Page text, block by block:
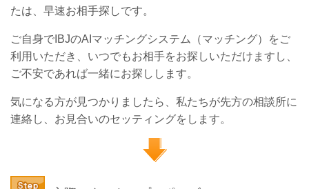
たは、早速お相手探しです。
ご自身でIBJのAIマッチングシステム（マッチング）をご
利用いただき、いつでもお相手をお探しいただけますし、
ご不安であれば一緒にお探しします。
気になる方が見つかりましたら、私たちが先方の相談所に
連絡し、お見合いのセッティングをします。